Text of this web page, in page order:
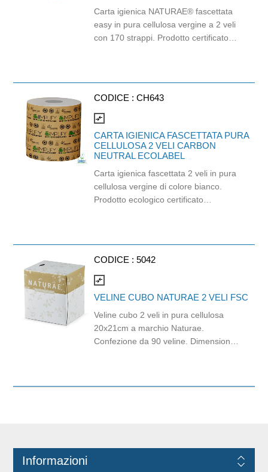
Carta igienica NATURAE® fascettata
easy in pura cellulosa vergine a 2 veli
con 170 strappi. Prodotto certificato
CODICE : CH643
compare_arrows
CARTA IGIENICA FASCETTATA PURA
CELLULOSA 2 VELI CARBON
NEUTRAL ECOLABEL
Carta igienica fascettata 2 veli in pura
cellulosa vergine di colore bianco.
Prodotto ecologico certificato
protezione della foresta amazzonica.
Balla da 96 pezzi. Strappi: 165.
Lunghezza strappo: 11cm.
CODICE : 5042
compare_arrows
VELINE CUBO NATURAE 2 VELI FSC
Veline cubo 2 veli in pura cellulosa
20x21cm a marchio Naturae.
Confezione da 90 veline. Dimensioni
Informazioni